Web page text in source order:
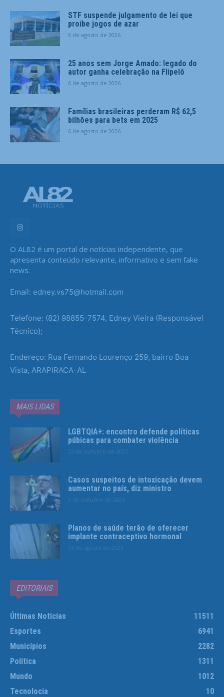
STF suspende julgamento de lei que
proíbe jogos de azar
6 de agosto de 2026
25 anos sem Jorge Amado: legado do
autor ganha celebração na Flipelô
6 de agosto de 2026
Famílias brasileiras perderam R$ 62,5
bilhões para bets em 2025
6 de agosto de 2026
O AL82 é um portal de notícias independente, que
apresenta conteúdo relevante, informativo e sem fake
news.
Email: edney.vs75@hotmail.com
Telefone: (82) 98855-7574, Edney Vieira (Responsável
Técnico);
Endereço: Rua Fernando Lourenço 259, bairro Boa
Vista, ARAPIRACA-AL
MAIS LIDAS
LGBTQIA+: encontro defende políticas
púbicas para combater violência
22 de outubro de 2025
Casos suspeitos de intoxicação devem
aumentar no país, diz ministro
1 de outubro de 2025
Planos de saúde terão de oferecer
implante contraceptivo hormonal
13 de agosto de 2025
EDITORIAIS
Últimas Notícias
11511
Esportes
6941
Municípios
2282
Política
1311
Mundo
1012
Tecnolocia
10